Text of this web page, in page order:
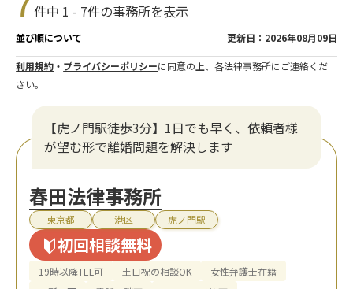
件中 1 - 7件の事務所を表示
並び順について 更新日：2026年08月09日
利用規約 ・ プライバシーポリシーに同意の上、各法律事務所にご連絡くだ
さい。
【虎ノ門駅徒歩3分】1日でも早く、依頼者様
が望む形で離婚問題を解決します
春田法律事務所
東京都 港区 虎ノ門駅
初回相談無料
19時以降TEL可 土日祝の相談OK
女性弁護士在籍